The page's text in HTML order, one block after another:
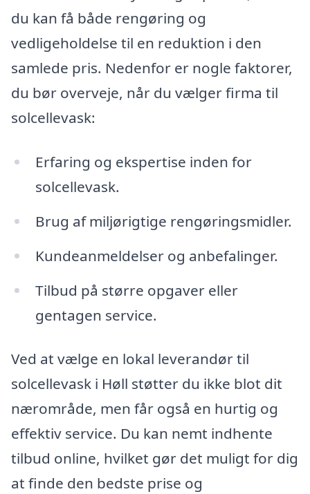
du kan få både rengøring og
vedligeholdelse til en reduktion i den
samlede pris. Nedenfor er nogle faktorer,
du bør overveje, når du vælger firma til
solcellevask:
Erfaring og ekspertise inden for
solcellevask.
Brug af miljørigtige rengøringsmidler.
Kundeanmeldelser og anbefalinger.
Tilbud på større opgaver eller
gentagen service.
Ved at vælge en lokal leverandør til
solcellevask i Høll støtter du ikke blot dit
nærområde, men får også en hurtig og
effektiv service. Du kan nemt indhente
tilbud online, hvilket gør det muligt for dig
at finde den bedste prise og